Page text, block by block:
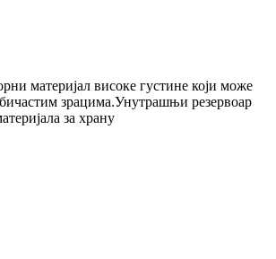
материјал високе густине који може
зрацима.Унутрашњи резервоар
за храну